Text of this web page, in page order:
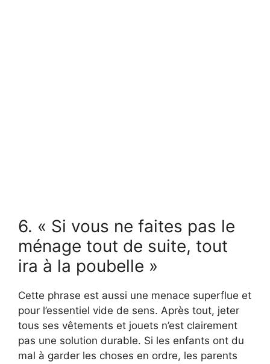
6. « Si vous ne faites pas le
ménage tout de suite, tout
ira à la poubelle »
Cette phrase est aussi une menace superflue et
pour l’essentiel vide de sens. Après tout, jeter
tous ses vêtements et jouets n’est clairement
pas une solution durable. Si les enfants ont du
mal à garder les choses en ordre, les parents